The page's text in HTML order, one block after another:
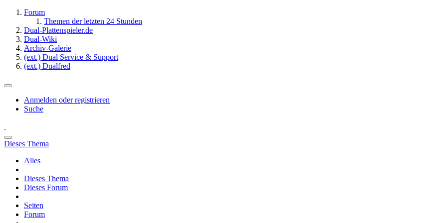
Forum
Themen der letzten 24 Stunden
Dual-Plattenspieler.de
Dual-Wiki
Archiv-Galerie
(ext.) Dual Service & Support
(ext.) Dualfred
Anmelden oder registrieren
Suche
Dieses Thema
Alles
Dieses Thema
Dieses Forum
Seiten
Forum